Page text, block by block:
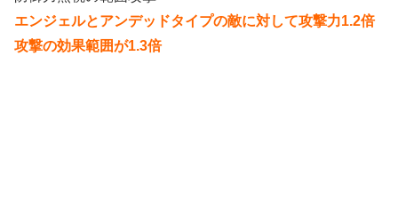
エンジェルとアンデッドタイプの敵に対して攻撃力1.2倍
攻撃の効果範囲が1.3倍